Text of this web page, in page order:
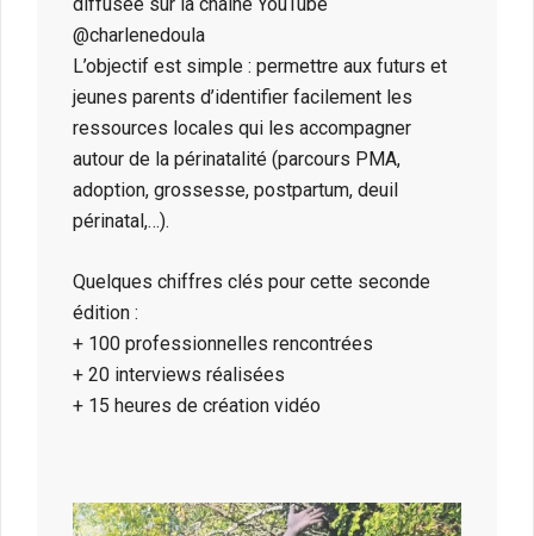
@charlenedoula
L’objectif est simple : permettre aux futurs et
jeunes parents d’identifier facilement les
ressources locales qui les accompagner
autour de la périnatalité (parcours PMA,
adoption, grossesse, postpartum, deuil
périnatal,…).
Quelques chiffres clés pour cette seconde
édition :
+ 100 professionnelles rencontrées
+ 20 interviews réalisées
+ 15 heures de création vidéo